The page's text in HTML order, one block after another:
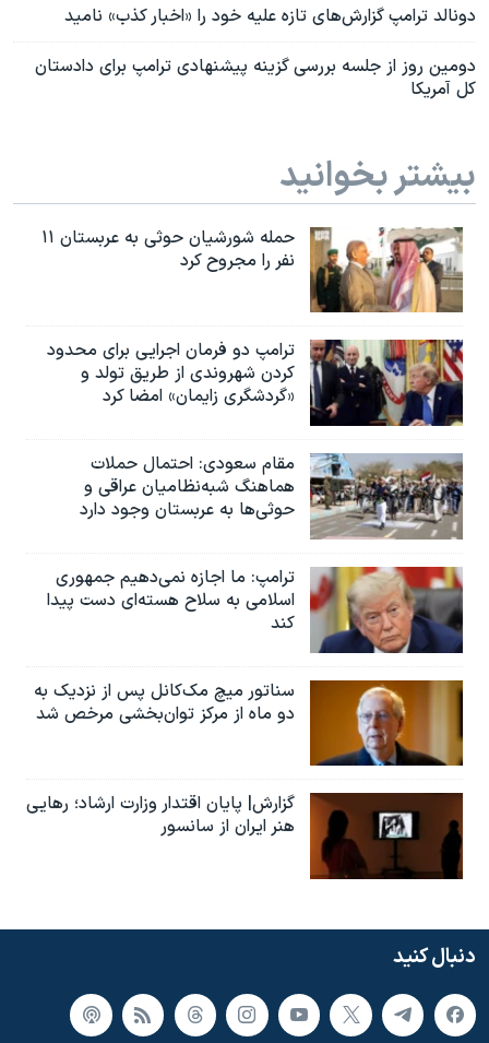
دونالد ترامپ گزارش‌های تازه علیه خود را «اخبار کذب» نامید
دومین روز از جلسه بررسی گزینه پیشنهادی ترامپ برای دادستان
کل آمریکا
بیشتر بخوانید
حمله شورشیان حوثی به عربستان ۱۱
نفر را مجروح کرد
ترامپ دو فرمان اجرایی برای محدود
کردن شهروندی از طریق تولد و
«گردشگری زایمان» امضا کرد
مقام سعودی: احتمال حملات
هماهنگ شبه‌نظامیان عراقی و
حوثی‌ها به عربستان وجود دارد
ترامپ: ما اجازه نمی‌دهیم جمهوری
اسلامی به سلاح هسته‌ای دست پیدا
کند
سناتور میچ مک‌کانل پس از نزدیک به
دو ماه از مرکز توان‌بخشی مرخص شد
گزارش| پایان اقتدار وزارت ارشاد؛ رهایی
هنر ایران از سانسور
دنبال کنید